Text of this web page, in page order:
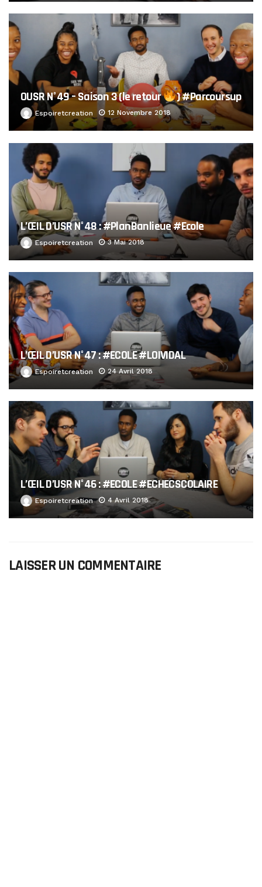
OUSR N°49 – Saison 3 (le retour ) #Parcoursup
Espoiretcreation 12 Novembre 2018
L’ŒIL D’USR N°48 : #PlanBanlieue #Ecole
Espoiretcreation 3 Mai 2018
L’ŒIL D’USR N°47 : #ECOLE #LOIVIDAL
Espoiretcreation 24 Avril 2018
L’ŒIL D’USR N°46 : #ECOLE #ECHECSCOLAIRE
Espoiretcreation 4 Avril 2018
LAISSER UN COMMENTAIRE